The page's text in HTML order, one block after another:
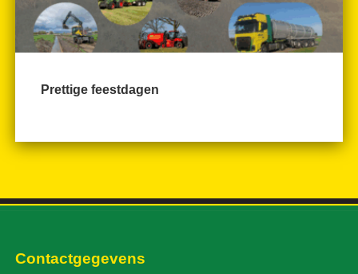
Prettige feestdagen
Contactgegevens